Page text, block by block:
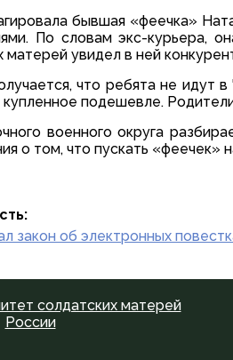
бывшая «феечка»
По словам экс-курьера,
матерей увидел в ней
что ребята не идут
подешевле.
военного округа
о том, что пускать «феечек»
закон об электронных
солдатских матерей
России